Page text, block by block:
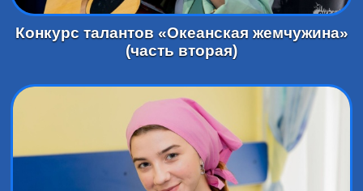
Конкурс талантов «Океанская жемчужина»
(часть вторая)